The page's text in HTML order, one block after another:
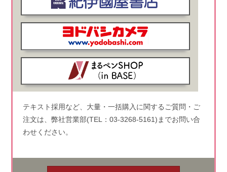
テキスト採用など、大量・一括購入に関するご質問・ご
注文は、弊社営業部(TEL：03-3268-5161)までお問い合
わせください。